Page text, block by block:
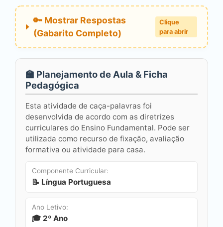
🔑 Mostrar Respostas
(Gabarito Completo)
Clique
para abrir
🏫 Planejamento de Aula & Ficha
Pedagógica
Esta atividade de caça-palavras foi
desenvolvida de acordo com as diretrizes
curriculares do Ensino Fundamental. Pode ser
utilizada como recurso de fixação, avaliação
formativa ou atividade para casa.
Componente Curricular:
📝 Língua Portuguesa
Ano Letivo:
🎓 2º Ano